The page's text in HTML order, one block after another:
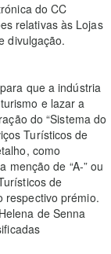
do CC
relativas às Lojas
divulgação.
que a indústria
e lazar a
do “Sistema do
Turísticos de
como
de “A-” ou
de
respectivo prémio.
de Senna